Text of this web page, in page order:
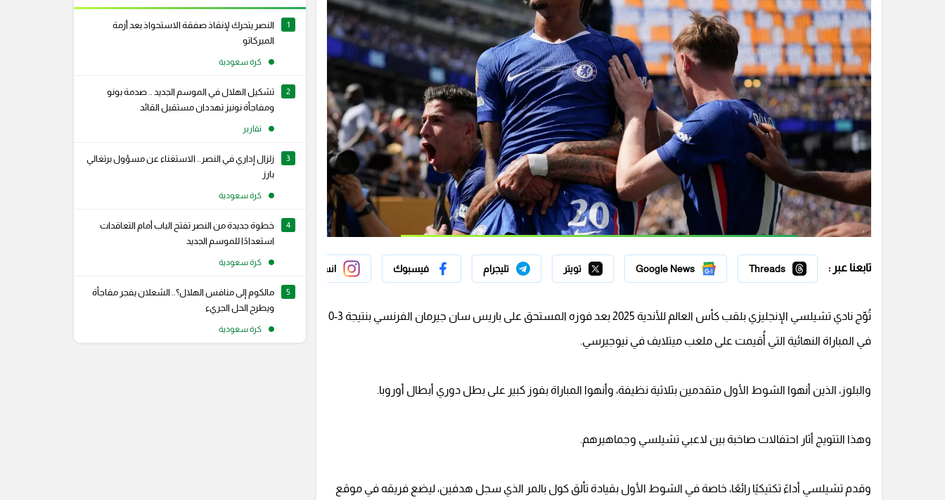
تابعنا عبر : Threads
Google News تويتر تليجرام فيسبوك انستجرام سناب شات
تُوِّج نادي تشيلسي الإنجليزي بلقب كأس العالم للأندية 2025 بعد فوزه المستحق على باريس سان جيرمان الفرنسي بنتيجة 3-0
في المباراة النهائية التي أُقيمت على ملعب ميتلايف في نيوجيرسي.
والبلوز، الذين أنهوا الشوط الأول متقدمين بثلاثية نظيفة، وأنهوا المباراة بفوز كبير على بطل دوري أبطال أوروبا.
وهذا التتويج أثار احتفالات صاخبة بين لاعبي تشيلسي وجماهيرهم.
وقدم تشيلسي أداءً تكتيكيًا رائعًا، خاصة في الشوط الأول بقيادة تألق كول بالمر الذي سجل هدفين، ليضع فريقه في موقع
1
النصر يتحرك لإنقاذ صفقة الاستحواذ بعد أزمة
الميركاتو
كرة سعودية
2
تشكيل الهلال في الموسم الجديد .. صدمة بونو
ومفاجأة نونيز تهددان مستقبل القائد
تقارير
3
زلزال إداري في النصر.. الاستغناء عن مسؤول برتغالي
بارز
كرة سعودية
4
خطوة جديدة من النصر تفتح الباب أمام التعاقدات
استعدادًا للموسم الجديد
كرة سعودية
5
مالكوم إلى منافس الهلال؟.. الشعلان يفجر مفاجأة
ويطرح الحل الجريء
كرة سعودية